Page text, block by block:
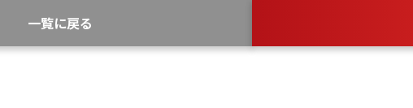
一覧に戻る